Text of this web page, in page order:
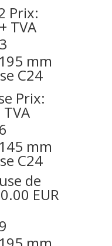
Prix:
TVA
mm
C24
Prix:
mm
C24
de
EUR